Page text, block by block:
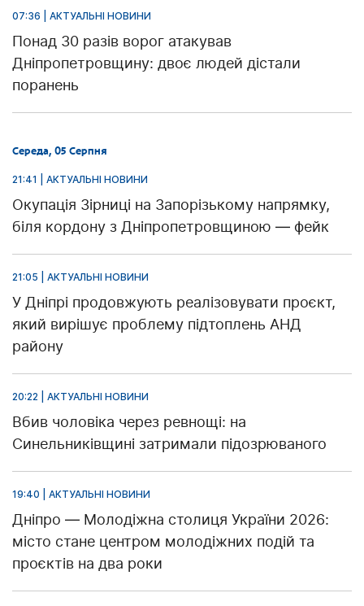
07:36 | АКТУАЛЬНІ НОВИНИ
Понад 30 разів ворог атакував
Дніпропетровщину: двоє людей дістали
поранень
Середа, 05 Серпня
21:41 | АКТУАЛЬНІ НОВИНИ
Окупація Зірниці на Запорізькому напрямку,
біля кордону з Дніпропетровщиною — фейк
21:05 | АКТУАЛЬНІ НОВИНИ
У Дніпрі продовжують реалізовувати проєкт,
який вирішує проблему підтоплень АНД
району
20:22 | АКТУАЛЬНІ НОВИНИ
Вбив чоловіка через ревнощі: на
Синельниківщині затримали підозрюваного
19:40 | АКТУАЛЬНІ НОВИНИ
Дніпро — Молодіжна столиця України 2026:
місто стане центром молодіжних подій та
проєктів на два роки